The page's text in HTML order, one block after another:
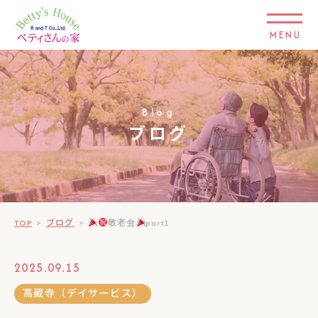
MENU
Blog
ブログ
TOP > ブログ > 敬老会 part1
2025.09.15
高蔵寺（デイサービス）